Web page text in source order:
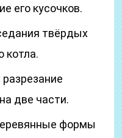
его кусочков.
твёрдых
котла.
две части.
формы